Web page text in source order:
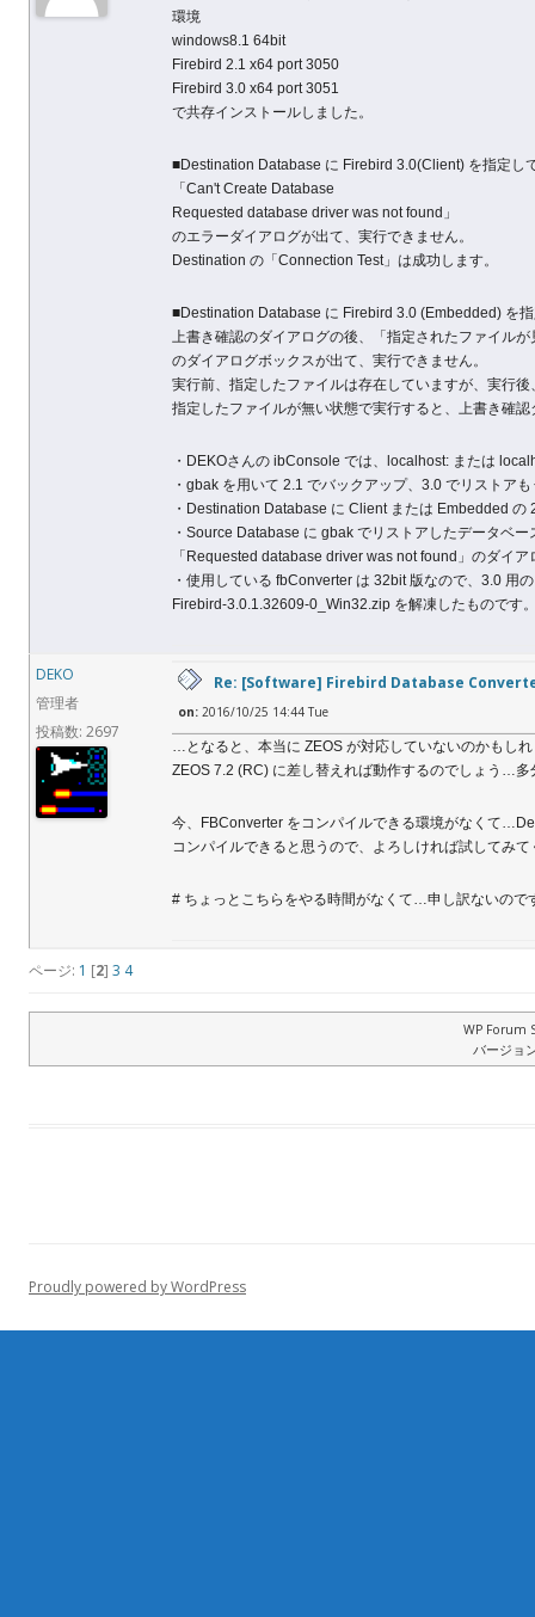
環境
windows8.1 64bit
Firebird 2.1 x64 port 3050
Firebird 3.0 x64 port 3051
で共存インストールしました。
■Destination Database に Firebird 3.0(Client) を指定し
「Can't Create Database
Requested database driver was not found」
のエラーダイアログが出て、実行できません。
Destination の「Connection Test」は成功します。
■Destination Database に Firebird 3.0 (Embedded) を
上書き確認のダイアログの後、「指定されたファイル
のダイアログボックスが出て、実行できません。
実行前、指定したファイルは存在していますが、実行
指定したファイルが無い状態で実行すると、上書き確
・DEKOさんの ibConsole では、localhost: または
・gbak を用いて 2.1 でバックアップ、3.0 でリストア
・Destination Database に Client または Embedded
・Source Database に gbak でリストアしたデータベ
「Requested database driver was not found」のダイ
・使用している fbConverter は 32bit 版なので、3.0 用
Firebird-3.0.1.32609-0_Win32.zip を解凍したものです
DEKO
管理者
投稿数: 2697
Re: [Software] Firebird Database
on: 2016/10/25 14:44 Tue
…となると、本当に ZEOS が対応していないのかもし
ZEOS 7.2 (RC) に差し替えれば動作するのでしょう…多
今、FBConverter をコンパイルできる環境がなくて
コンパイルできると思うので、よろしければ試してみて
# ちょっとこちらをやる時間がなくて…申し訳ないので
ページ: 1 [2] 3 4
WP Forum
バージョ
Proudly powered by WordPress